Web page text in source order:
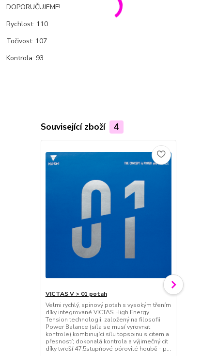
DOPORUČUJEME!
Rychlost: 110
Točivost: 107
Kontrola: 93
Související zboží 4
VICTAS V > 01 potah
Velmi rychlý, spinový potah s vysokým třením
díky integrované VICTAS High Energy
Tension technologii; založený na filosofii
Power Balance (síla se musí vyrovnat
kontrole) kombinující sílu topspinu s citem a
přesností; dokonalá kontrola a výjimečný cit
díky tvrdší 47,5stupňové pórovité houbě - p...